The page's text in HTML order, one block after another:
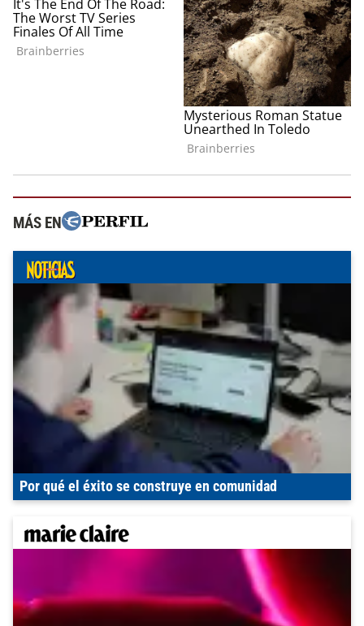
MÁS EN
Por qué el éxito se construye en comunidad